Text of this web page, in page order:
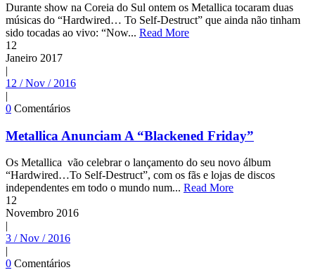
Durante show na Coreia do Sul ontem os Metallica tocaram duas
músicas do “Hardwired… To Self-Destruct” que ainda não tinham
sido tocadas ao vivo: “Now... Read More
12
Janeiro 2017
|
12 / Nov / 2016
|
0 Comentários
Metallica Anunciam A “Blackened Friday”
Os Metallica vão celebrar o lançamento do seu novo álbum
“Hardwired…To Self-Destruct”, com os fãs e lojas de discos
independentes em todo o mundo num... Read More
12
Novembro 2016
|
3 / Nov / 2016
|
0 Comentários